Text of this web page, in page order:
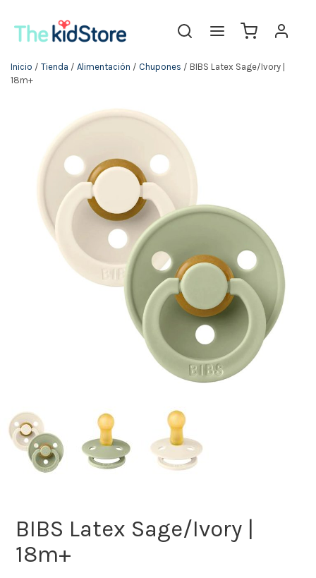
Inicio / Tienda / Alimentación / Chupones / BIBS Latex Sage/Ivory |
18m+
BIBS Latex Sage/Ivory |
18m+